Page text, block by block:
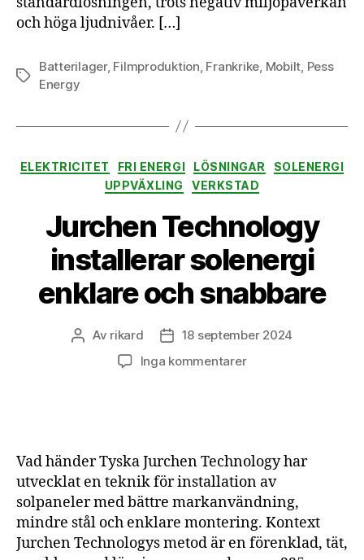
och höga ljudnivåer. […]
Etiketter
Batterilager, Filmproduktion Frankrike Mobilt Pess
Energy
Kategorier
ELEKTRICITET FRI ENERGI LÖSNINGAR
SOLENERGI
UPPVÄXLING
VERKSTAD
Jurchen Technology
installerar solenergi
enklare och snabbare
Inläggsförfattare
Av rikard Inläggsdatum
18 september 2024
Inga kommentarertill
och
snabbare
Vad händer Tyska Jurchen Technology har
utvecklat en teknik för installation av
solpaneler med bättre markanvändning,
mindre stål och enklare montering. Kontext
Jurchen Technologys metod är en förenklad, tät,